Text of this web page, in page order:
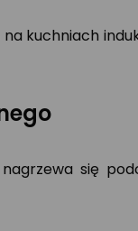
kuchniach
się